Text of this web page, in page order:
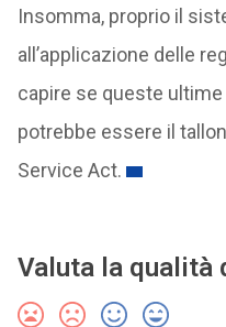
Insomma, proprio il
all’applicazione delle
capire se queste
potrebbe essere il
Service Act.
Valuta la qualità